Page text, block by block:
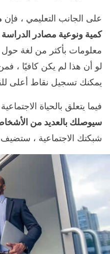
على الجانب التعليمي ، فإن
كمية ونوعية مصادر الدراسة
معلومات بأكثر من لغة حول
لو أن هذا لم يكن كافيًا ،
يمكنك تسجيل نقاط أعلى
فيما يتعلق بالحياة
سيوصلك بالعديد من
شبكتك الاجتماعية ،